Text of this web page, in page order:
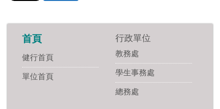
首頁
健行首頁
單位首頁
行政單位
教務處
學生事務處
總務處